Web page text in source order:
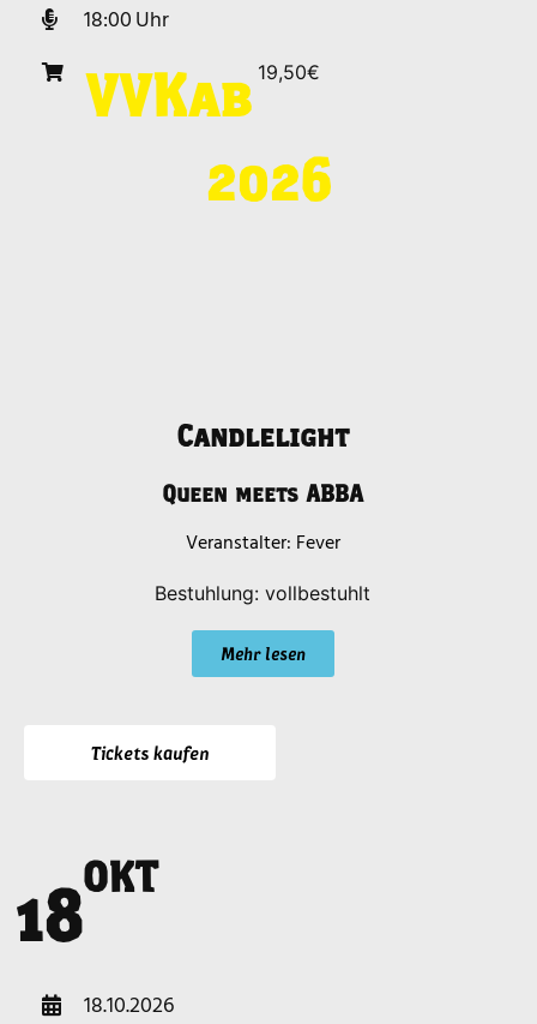
18:00
VVKab 19,50€
Candlelight
Queen meets ABBA
Fever
Bestuhlung: vollbestuhlt
Mehr lesen
Tickets kaufen
2026
18OKT
18.10.2026